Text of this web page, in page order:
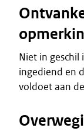
Niet in geschil
ingediend en
voldoet aan